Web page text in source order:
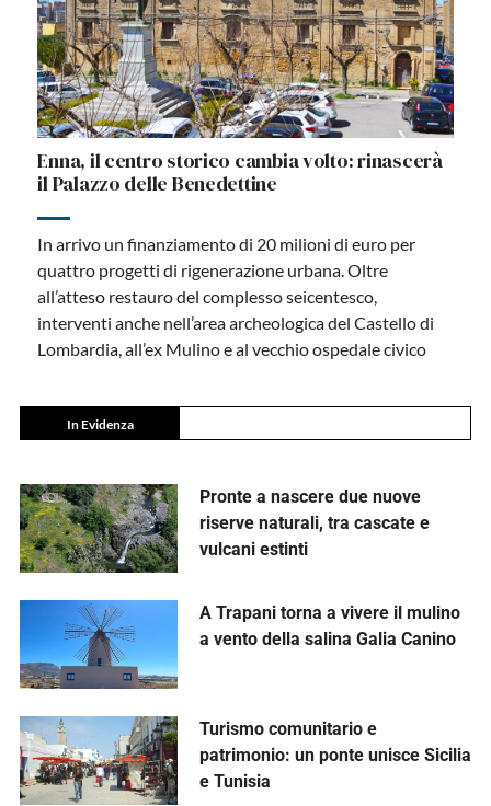
Enna, il centro storico cambia volto: rinascerà
il Palazzo delle Benedettine
In arrivo un finanziamento di 20 milioni di euro per
quattro progetti di rigenerazione urbana. Oltre
all’atteso restauro del complesso seicentesco,
interventi anche nell’area archeologica del Castello di
Lombardia, all’ex Mulino e al vecchio ospedale civico
In Evidenza
Pronte a nascere due nuove
riserve naturali, tra cascate e
vulcani estinti
A Trapani torna a vivere il mulino
a vento della salina Galia Canino
Turismo comunitario e
patrimonio: un ponte unisce Sicilia
e Tunisia